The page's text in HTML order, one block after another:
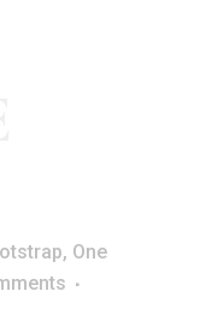
, One